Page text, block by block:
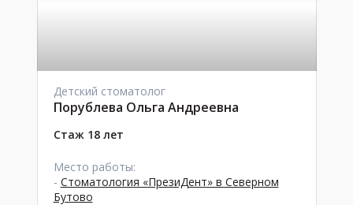
Детский стоматолог
Порублева Ольга Андреевна
Стаж 18 лет
Место работы:
- Стоматология «ПрезиДент» в Северном
Бутово